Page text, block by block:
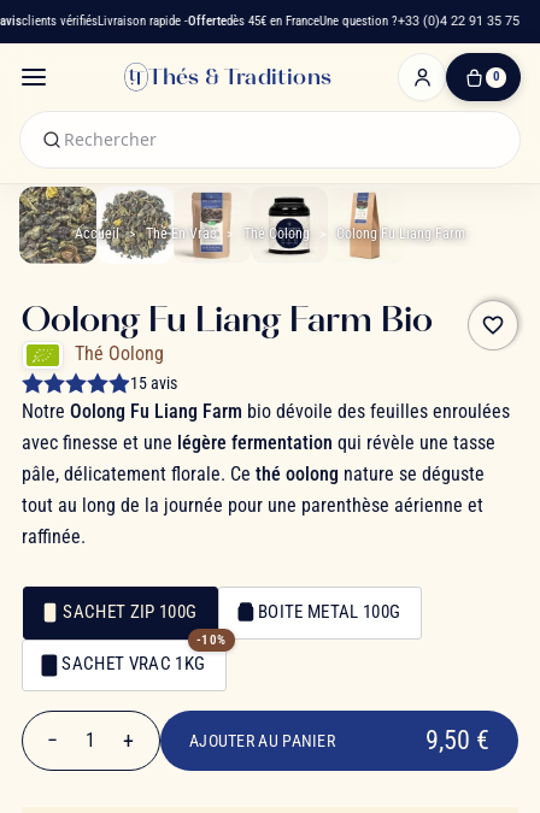
clients vérifiésLivraison rapide -Offertedès 45€ en FranceUne question ?+33 (0)4 22 91 35 75
Thés & Traditions 0
0
panier
Accueil Thé En Vrac Thé Oolong Oolong Fu Liang Farm
favorite_border
Oolong Fu Liang Farm Bio
Thé Oolong
15 avis
Notre Oolong Fu Liang Farm bio dévoile des feuilles enroulées
avec finesse et une légère fermentation qui révèle une tasse
pâle, délicatement florale. Ce thé oolong nature se déguste
tout au long de la journée pour une parenthèse aérienne et
raffinée.
Emballage
Emballage
SACHET ZIP 100G BOITE METAL 100G
SACHET VRAC 1KG
-10%
9,50 €
− 1 + AJOUTER AU PANIER 9,50 €